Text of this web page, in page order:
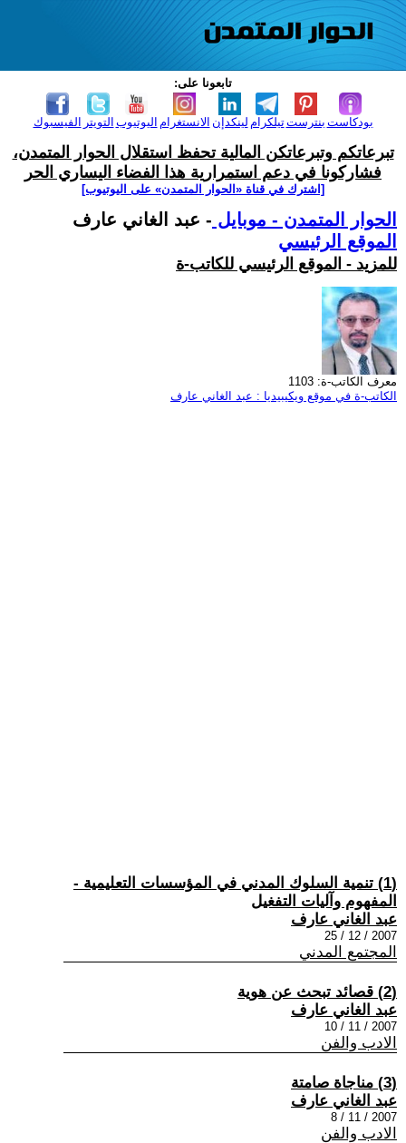
تابعونا على:
الفيسبوك التويتر اليوتيوب الانستغرام لينكدإن تيلكرامبنترست بودكاست
تبرعاتكم وتبرعاتكن المالية تحفظ استقلال الحوار المتمدن،
فشاركونا في دعم استمرارية هذا الفضاء اليساري الحر
[اشترك في قناة ‫«الحوار المتمدن» على اليوتيوب]
الحوار المتمدن - موبايل - عبد الغاني عارف
الموقع الرئيسي
للمزيد - الموقع الرئيسي للكاتب-ة
معرف الكاتب-ة: 1103
الكاتب-ة في موقع ويكيبيديا : عبد الغاني عارف
(1) تنمية السلوك المدني في المؤسسات التعليمية -
المفهوم وآليات التفغيل
عبد الغاني عارف
2007 / 12 / 25
المجتمع المدني
(2) قصائد تبحث عن هوية
عبد الغاني عارف
2007 / 11 / 10
الادب والفن
(3) مناجاة صامتة
عبد الغاني عارف
2007 / 11 / 8
الادب والفن